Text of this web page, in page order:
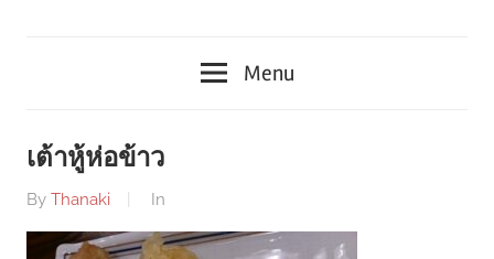
Menu
เต้าหู้ห่อข้าว
By Thanaki In